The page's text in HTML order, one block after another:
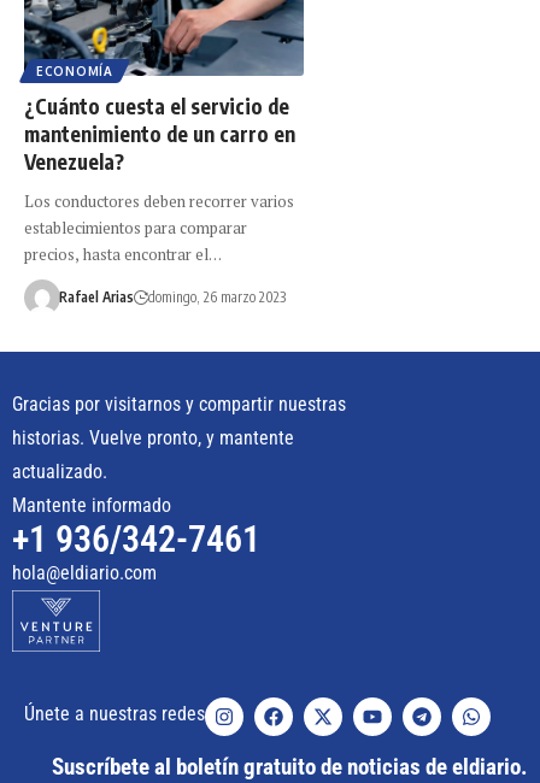
ECONOMÍA
¿Cuánto cuesta el servicio de
mantenimiento de un carro en
Venezuela?
Los conductores deben recorrer varios
establecimientos para comparar
precios, hasta encontrar el…
Rafael Arias domingo, 26 marzo 2023
Gracias por visitarnos y compartir nuestras
historias. Vuelve pronto, y mantente
actualizado.
Mantente informado
+1 936/342-7461
hola@eldiario.com
Únete a nuestras redes
Suscríbete al boletín gratuito de noticias de eldiario.